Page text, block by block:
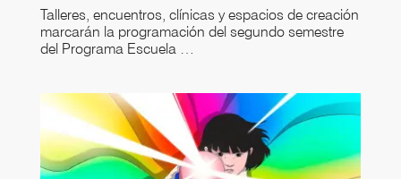
Talleres, encuentros, clínicas y espacios de creación
marcarán la programación del segundo semestre
del Programa Escuela …